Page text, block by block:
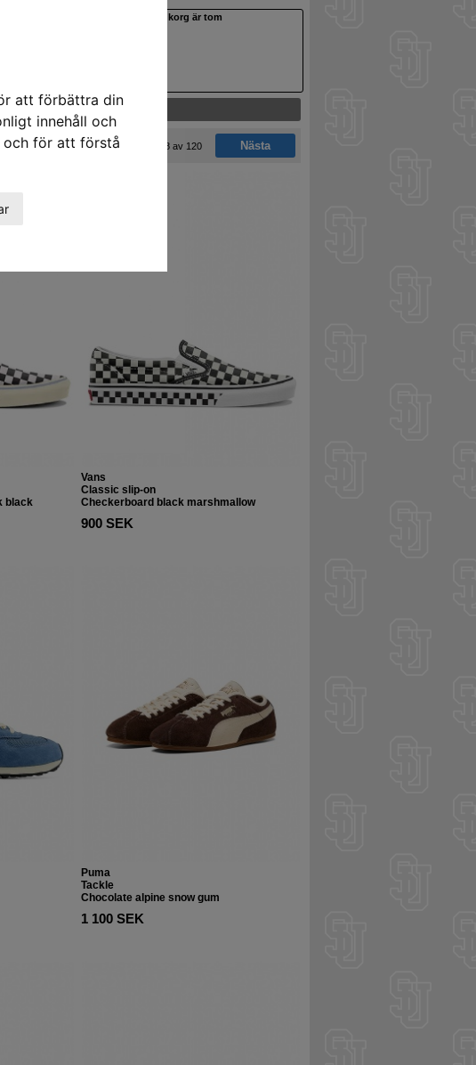
att förbättra din
innehåll och
och för att förstå
Din varukorg är tom
1 - 48 av 120 Nästa
black
Vans
Classic slip-on
Checkerboard black marshmallow
900 SEK
Puma
Tackle
Chocolate alpine snow gum
1 100 SEK